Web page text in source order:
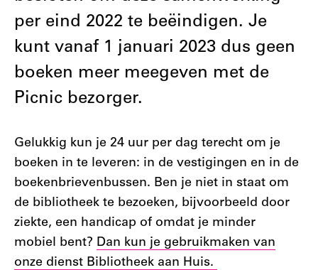
per eind 2022 te beëindigen. Je
kunt vanaf 1 januari 2023 dus geen
boeken meer meegeven met de
Picnic bezorger.
Gelukkig kun je 24 uur per dag terecht om je
boeken in te leveren: in de vestigingen en in de
boekenbrievenbussen. Ben je niet in staat om
de bibliotheek te bezoeken, bijvoorbeeld door
ziekte, een handicap of omdat je minder
mobiel bent? Dan kun je gebruikmaken van
onze dienst Bibliotheek aan Huis.